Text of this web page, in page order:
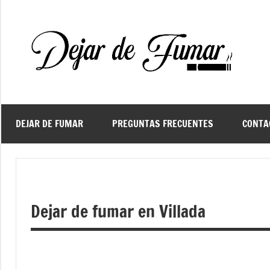
contenido
de
DEJAR DE FUMAR PREGUNTAS FRECUENTES
Dejar de fumar en Villada